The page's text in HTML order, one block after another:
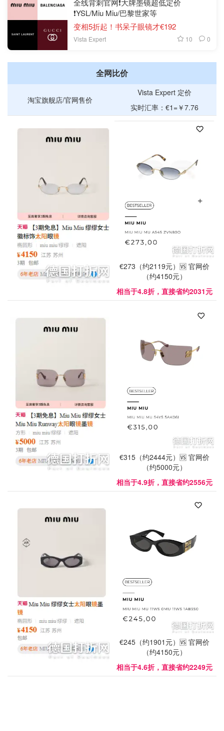
全线背刺官网❗️大牌墨镜超低定价
❗️YSL/Miu Miu/巴黎世家等
变相5折起！书呆子眼镜才€192
Vista Expert 10 0
全网比价
淘宝旗舰店/官网售价
Vista Expert 定价
实时汇率：€1=￥7.76
€273（约2119元）🆚 官网价
（约4150元）
相当于4.8折，直接省约2031元
€315（约2444元）🆚 官网价
（约5000元）
相当于4.9折，直接省约2556元
€245（约1901元）🆚 官网价
（约4150元）
相当于4.6折，直接省约2249元